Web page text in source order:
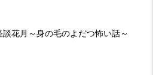
花月～身の毛のよだつ怖い話～